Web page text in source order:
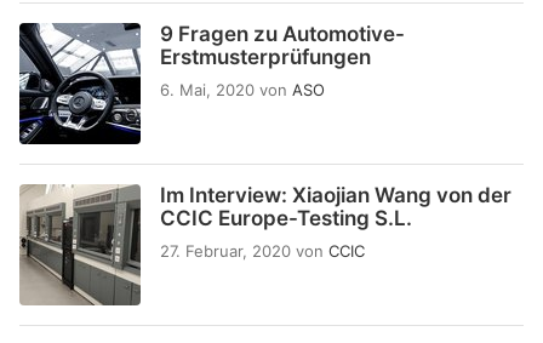
9 Fragen zu Automotive-
Erstmusterprüfungen
6. Mai, 2020 von ASO
Im Interview: Xiaojian Wang von der
CCIC Europe-Testing S.L.
27. Februar, 2020 von CCIC